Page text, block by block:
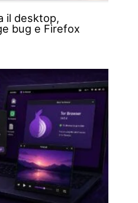
il desktop,
bug e Firefox